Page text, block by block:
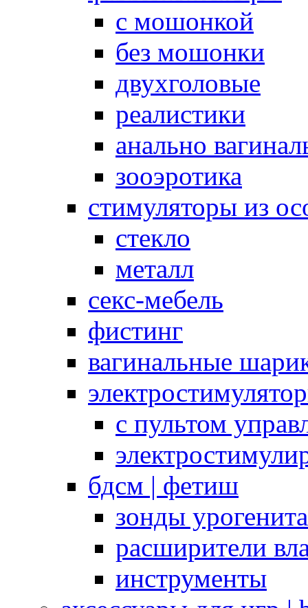
с мошонкой
без мошонки
двухголовые
реалистики
анально
зооэротика
стимуляторы из
стекло
металл
секс-мебель
фистинг
вагинальные
с пультом
бдсм | фетиш
зонды
расширители
инструменты